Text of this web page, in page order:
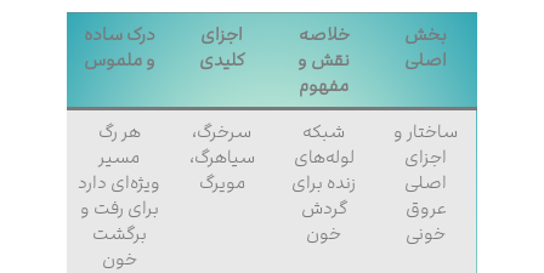
بخش
اصلی
خلاصه
نقش و
مفهوم
اجزای
کلیدی
درک ساده
و ملموس
ساختار و
اجزای
اصلی
عروق
خونی
شبکه
لوله‌های
زنده برای
گردش
خون
سرخرگ،
سیاهرگ،
مویرگ
هر رگ
مسیر
ویژه‌ای دارد
برای رفت‌ و
برگشت
خون